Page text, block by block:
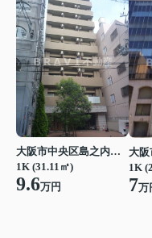
大阪市中央区島之内２丁目
1K (31.11㎡)
9.6万円
1K
7万